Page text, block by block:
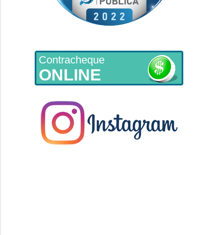
Contracheque
ONLINE